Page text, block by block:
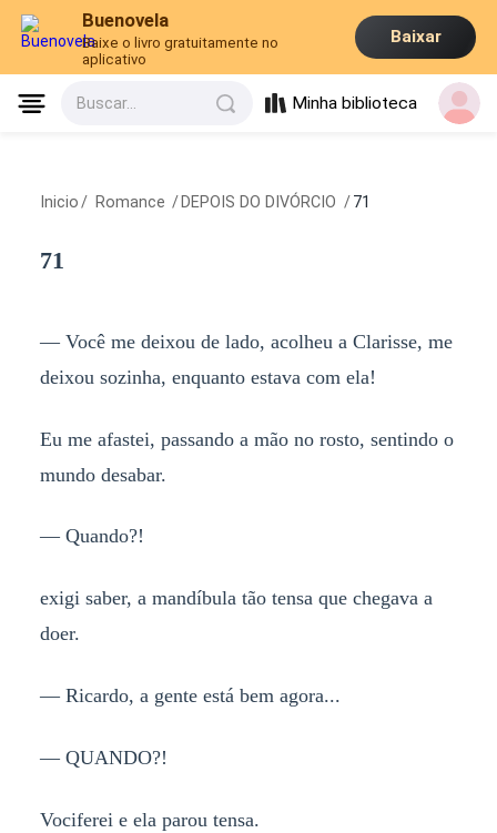
Buenovela
Baixe o livro gratuitamente no
aplicativo
Baixar
Buscar... Minha biblioteca
Inicio / Romance / DEPOIS DO DIVÓRCIO / 71
71
— Você me deixou de lado, acolheu a Clarisse, me
deixou sozinha, enquanto estava com ela!
Eu me afastei, passando a mão no rosto, sentindo o
mundo desabar.
— Quando?!
exigi saber, a mandíbula tão tensa que chegava a
doer.
— Ricardo, a gente está bem agora...
— QUANDO?!
Vociferei e ela parou tensa.